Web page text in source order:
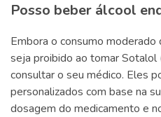
Posso beber álcool
Embora o consumo
seja proibido ao tomar
consultar o seu médico. Eles
personalizados com base na
dosagem do medicamento e